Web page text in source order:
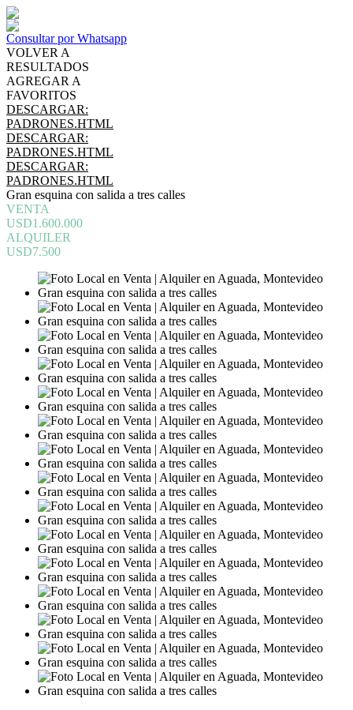
Consultar por Whatsapp
VOLVER A
RESULTADOS
AGREGAR A
FAVORITOS
DESCARGAR:
PADRONES.HTML
DESCARGAR:
PADRONES.HTML
DESCARGAR:
PADRONES.HTML
Gran esquina con salida a tres calles
VENTA
USD1.600.000
ALQUILER
USD7.500